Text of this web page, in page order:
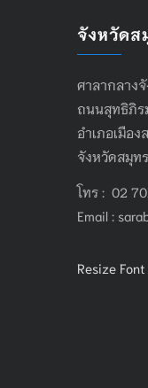
จังหวัดส
ศาลากลาง
ถนนสุทธิภิ
อำเภอเมือ
จังหวัดสมุท
โทร : 02
Email :
Resize Font